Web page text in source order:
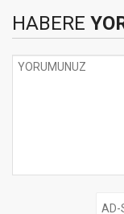
HABERE